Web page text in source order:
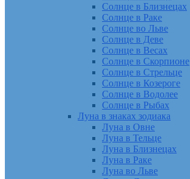
Солнце в Близнецах
Солнце в Раке
Солнце во Льве
Солнце в Деве
Солнце в Весах
Солнце в Скорпионе
Солнце в Стрельце
Солнце в Козероге
Солнце в Водолее
Солнце в Рыбах
Луна в знаках зодиака
Луна в Овне
Луна в Тельце
Луна в Близнецах
Луна в Раке
Луна во Льве